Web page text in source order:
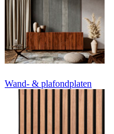
Wand- & plafondplaten